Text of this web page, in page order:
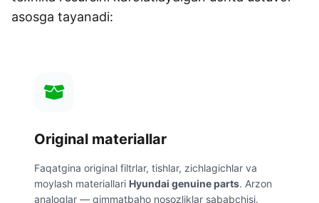
asosga tayanadi:
Original materiallar
Faqatgina original filtrlar, tishlar, zichlagichlar va
moylash materiallari Hyundai genuine parts. Arzon
analoglar — qimmatbaho nosozliklar sababchisi.